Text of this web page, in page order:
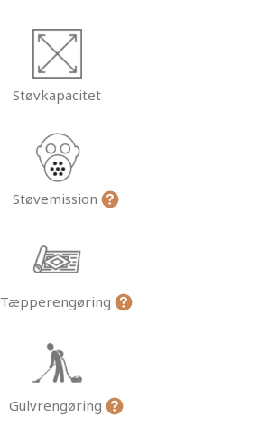
Støvkapacitet
Støvemission
Tæpperengøring
Gulvrengøring